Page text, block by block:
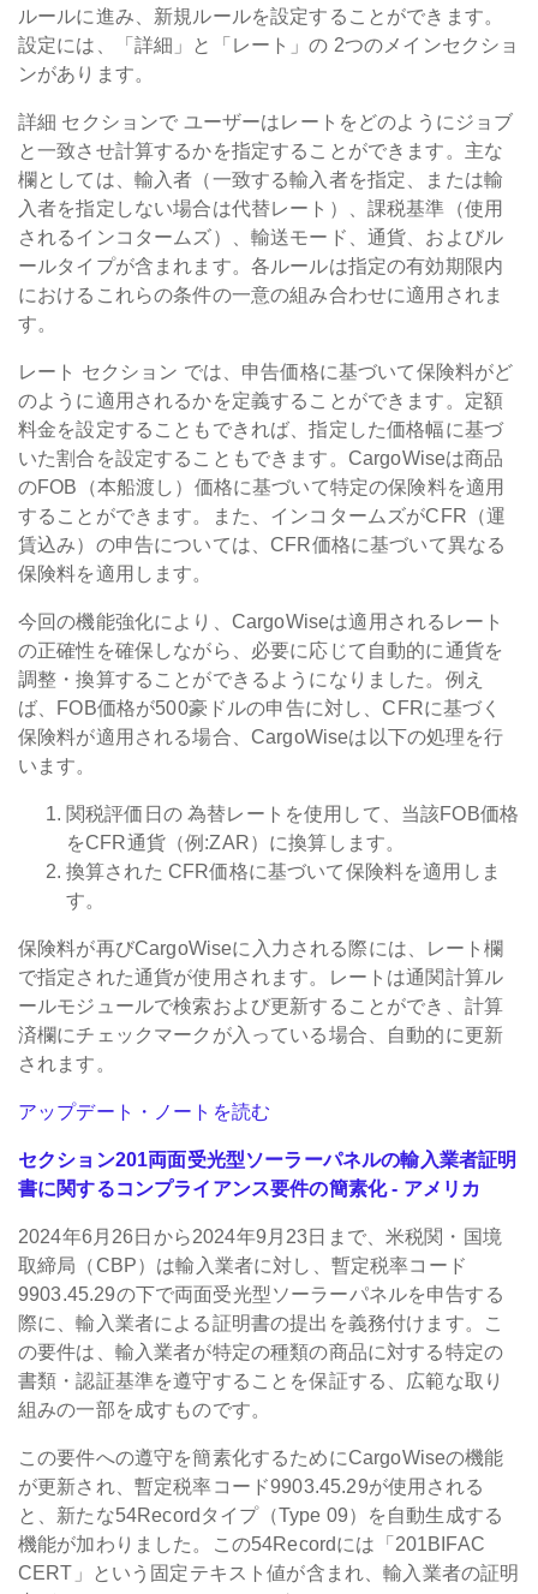
ルールに進み、新規ルールを設定することができます。
設定には、「詳細」と「レート」の 2つのメインセクショ
ンがあります。
詳細 セクションで ユーザーはレートをどのようにジョブ
と一致させ計算するかを指定することができます。主な
欄としては、輸入者（一致する輸入者を指定、または輸
入者を指定しない場合は代替レート）、課税基準（使用
されるインコタームズ）、輸送モード、通貨、およびル
ールタイプが含まれます。各ルールは指定の有効期限内
におけるこれらの条件の一意の組み合わせに適用されま
す。
レート セクション では、申告価格に基づいて保険料がど
のように適用されるかを定義することができます。定額
料金を設定することもできれば、指定した価格幅に基づ
いた割合を設定することもできます。CargoWiseは商品
のFOB（本船渡し）価格に基づいて特定の保険料を適用
することができます。また、インコタームズがCFR（運
賃込み）の申告については、CFR価格に基づいて異なる
保険料を適用します。
今回の機能強化により、CargoWiseは適用されるレート
の正確性を確保しながら、必要に応じて自動的に通貨を
調整・換算することができるようになりました。 例え
ば、FOB価格が500豪ドルの申告に対し、CFRに基づく
保険料が適用される場合、CargoWiseは以下の処理を行
います。
関税評価日の為替レートを使用して、当該FOB価格
をCFR通貨（例:ZAR）に換算します。
換算された CFR価格に基づいて保険料を適用しま
す。
保険料が再びCargoWiseに入力される際には、レート欄
で指定された通貨が使用されます。
レートは通関計算ル
ールモジュールで検索および更新することができ、計算
済欄にチェックマークが入っている場合、自動的に更新
されます。
アップデート・ノートを読む
セクション201両面受光型ソーラーパネルの輸入業者証明
書に関するコンプライアンス要件の簡素化 - アメリカ
2024年6月26日から2024年9月23日まで、米税関・国境
取締局（CBP）は輸入業者に対し、暫定税率コード
9903.45.29の下で両面受光型ソーラーパネルを申告する
際に、輸入業者による証明書の提出を義務付けます。こ
の要件は、輸入業者が特定の種類の商品に対する特定の
書類・認証基準を遵守することを保証する、広範な取り
組みの一部を成すものです。
この要件への遵守を簡素化するためにCargoWiseの機能
が更新され、暫定税率コード9903.45.29が使用される
と、新たな54Recordタイプ（Type 09）を自動生成する
機能が加わりました。この54Recordには「201BIFAC
CERT」という固定テキスト値が含まれ、輸入業者の証明